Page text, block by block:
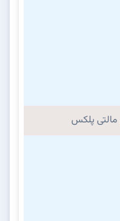
مالتی پلکس